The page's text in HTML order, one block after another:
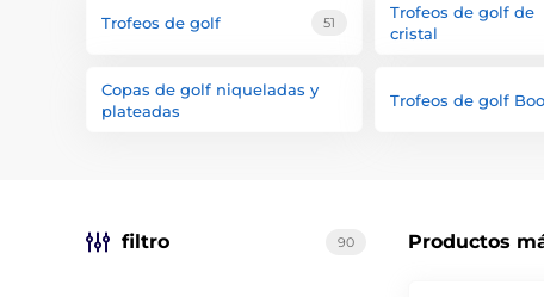
Trofeos de golf 51
Trofeos de golf de
cristal
Copas de golf niqueladas y
plateadas
Trofeos de golf
Productos
filtro 90